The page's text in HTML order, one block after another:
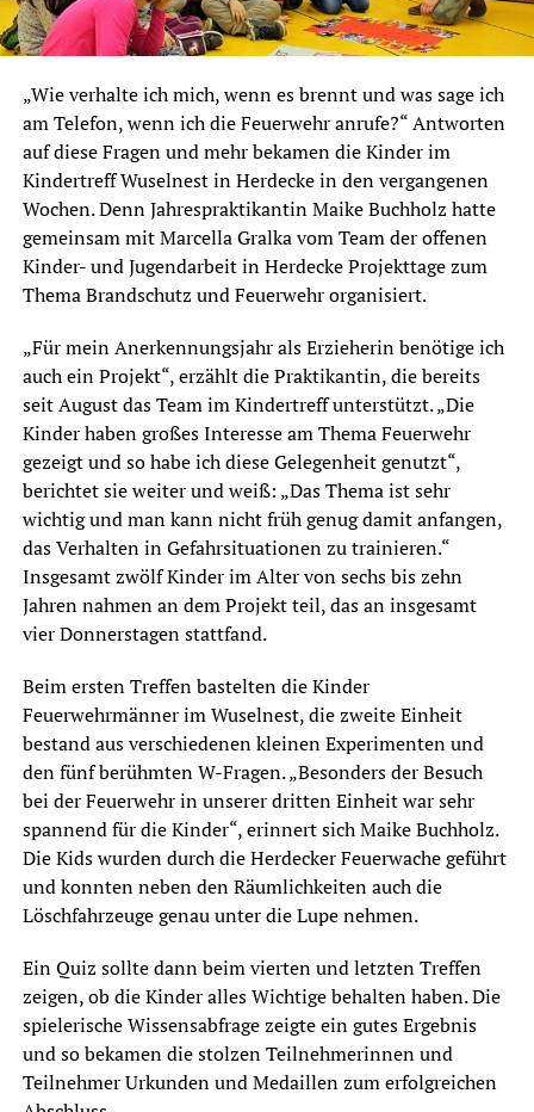
„Wie verhalte ich mich, wenn es brennt und was sage ich
am Telefon, wenn ich die Feuerwehr anrufe?“ Antworten
auf diese Fragen und mehr bekamen die Kinder im
Kindertreff Wuselnest in Herdecke in den vergangenen
Wochen. Denn Jahrespraktikantin Maike Buchholz hatte
gemeinsam mit Marcella Gralka vom Team der offenen
Kinder- und Jugendarbeit in Herdecke Projekttage zum
Thema Brandschutz und Feuerwehr organisiert.
„Für mein Anerkennungsjahr als Erzieherin benötige ich
auch ein Projekt“, erzählt die Praktikantin, die bereits
seit August das Team im Kindertreff unterstützt. „Die
Kinder haben großes Interesse am Thema Feuerwehr
gezeigt und so habe ich diese Gelegenheit genutzt“,
berichtet sie weiter und weiß: „Das Thema ist sehr
wichtig und man kann nicht früh genug damit anfangen,
das Verhalten in Gefahrsituationen zu trainieren.“
Insgesamt zwölf Kinder im Alter von sechs bis zehn
Jahren nahmen an dem Projekt teil, das an insgesamt
vier Donnerstagen stattfand.
Beim ersten Treffen bastelten die Kinder
Feuerwehrmänner im Wuselnest, die zweite Einheit
bestand aus verschiedenen kleinen Experimenten und
den fünf berühmten W-Fragen. „Besonders der Besuch
bei der Feuerwehr in unserer dritten Einheit war sehr
spannend für die Kinder“, erinnert sich Maike Buchholz.
Die Kids wurden durch die Herdecker Feuerwache geführt
und konnten neben den Räumlichkeiten auch die
Löschfahrzeuge genau unter die Lupe nehmen.
Ein Quiz sollte dann beim vierten und letzten Treffen
zeigen, ob die Kinder alles Wichtige behalten haben. Die
spielerische Wissensabfrage zeigte ein gutes Ergebnis
und so bekamen die stolzen Teilnehmerinnen und
Teilnehmer Urkunden und Medaillen zum erfolgreichen